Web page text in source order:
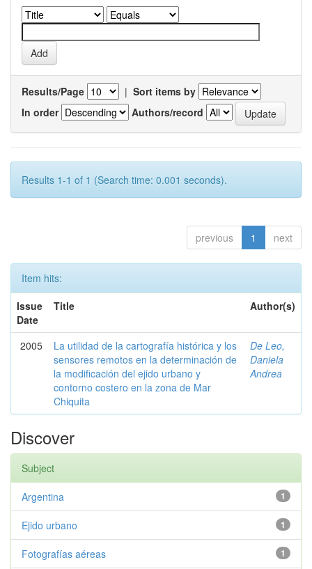
Results/Page | Sort items by
In order
Authors/record
Results 1-1 of 1 (Search time: 0.001 seconds).
previous 1 next
Item hits:
Issue
Date
Title Author(s)
2005
La utilidad de la cartografía histórica y los
sensores remotos en la determinación de
la modificación del ejido urbano y
contorno costero en la zona de Mar
Chiquita
De Leo,
Daniela
Andrea
Discover
Subject
1
Argentina
1
Ejido urbano
1
Fotografías aéreas